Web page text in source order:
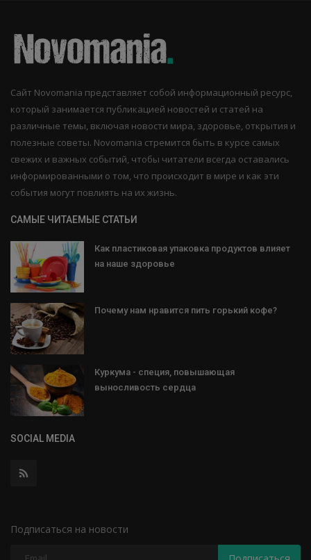
Сайт Novomania представляет собой информационный ресурс,
который занимается публикацией новостей и статей на
различные темы, включая новости мира, здоровье, открытия и
полезные советы. Novomania стремится быть в курсе самых
свежих и важных событий, чтобы читатели всегда оставались
информированными о том, что происходит в мире и как эти
события могут повлиять на их жизнь.
САМЫЕ ЧИТАЕМЫЕ СТАТЬИ
Как пластиковая упаковка продуктов влияет
на наше здоровье
Почему нам нравится пить горький кофе?
Куркума - специя, повышающая
выносливость сердца
SOCIAL MEDIA
Подписаться на новости